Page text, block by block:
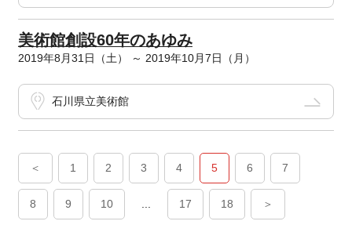
美術館創設60年のあゆみ
2019年8月31日（土） ～ 2019年10月7日（月）
石川県立美術館
＜ 1 2 3 4 5 6 7
8 9 10 17 18 ＞